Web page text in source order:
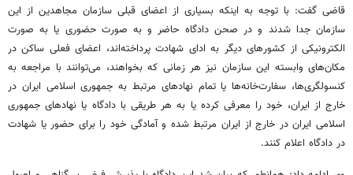
قاضی گفت: با توجه به اینکه بسیاری از اعضای قبلی سازمان مجاهدین از این
سازمان جدا شدند و در صحن دادگاه حاضر و به صورت حضوری یا به صورت
الکترونیکی از کشورهای دیگر به ادای شهادت پرداخته‌اند، اعضای فعلی ساکن در
مکان‌های وابسته این سازمان نیز هر زمانی که بخواهند، می‌توانند با مراجعه به
کنسولگری‌ها، سفارت‌خانه‌ها یا تمام نهادهای مرتبط به جمهوری اسلامی ایران در
خارج از ایران، خود را معرفی کرده یا به هر طریقی با دادگاه یا نهادهای جمهوری
اسلامی ایران در خارج از ایران مرتبط شده و آمادگی خود را برای حضور یا شهادت
در دادگاه اعلام کنند.